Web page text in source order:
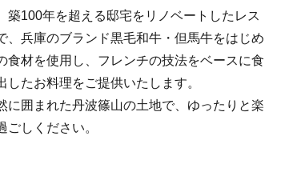
築100年を超える邸宅をリノベートしたレス
、兵庫のブランド黒毛和牛・但馬牛をはじめ
食材を使用し、フレンチの技法をベースに食
たお料理をご提供いたします。
に囲まれた丹波篠山の土地で、ゆったりと楽
ごしください。